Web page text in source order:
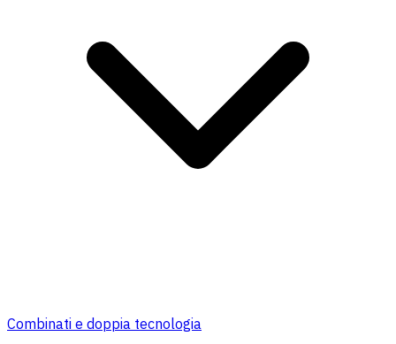
Combinati e doppia tecnologia